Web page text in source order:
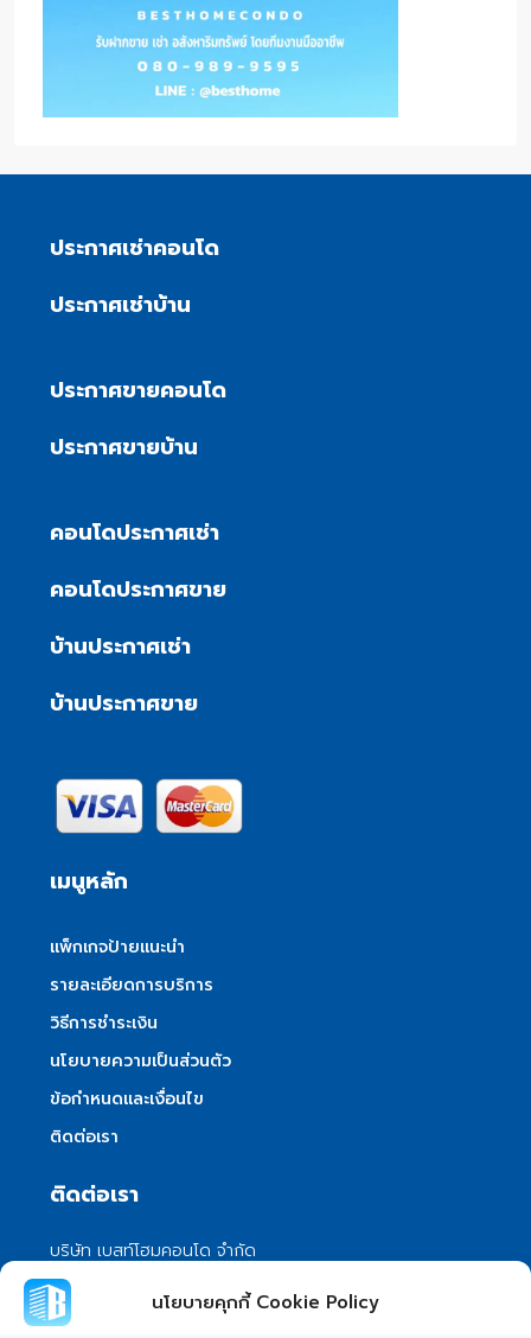
นโยบายคุกกี้ Cookie Policy
ประกาศเช่าคอนโด
ประกาศเช่าบ้าน
ประกาศขายคอนโด
ประกาศขายบ้าน
คอนโดประกาศเช่า
คอนโดประกาศขาย
บ้านประกาศเช่า
บ้านประกาศขาย
เมนูหลัก
แพ็กเกจป้ายแนะนำ
รายละเอียดการบริการ
วิธีการชำระเงิน
นโยบายความเป็นส่วนตัว
ข้อกำหนดและเงื่อนไข
ติดต่อเรา
ติดต่อเรา
บริษัท เบสท์โฮมคอนโด จำกัด
101/399 หมู่ 7 แขวงลําผักชี เขตหนองจอก
กรุงเทพมหานคร 10530